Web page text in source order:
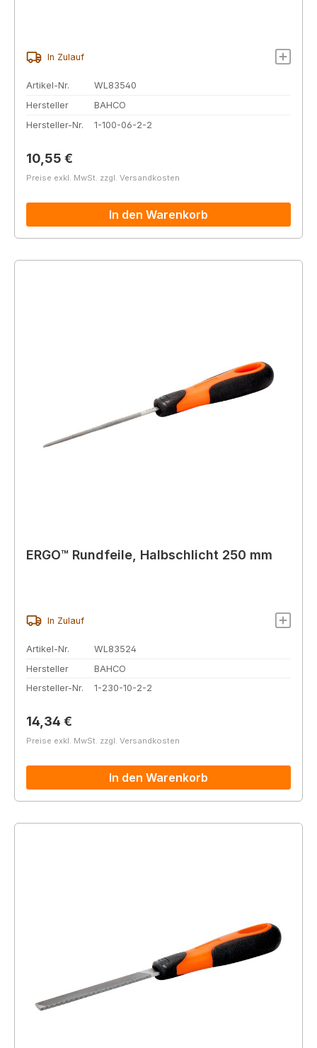
In Zulauf
Artikel-Nr.
WL83540
Hersteller
BAHCO
Hersteller-Nr.
1-100-06-2-2
Regulärer Preis:
10,55 €
Preise exkl. MwSt. zzgl. Versandkosten
In den Warenkorb
ERGO™ Rundfeile, Halbschlicht 250 mm
In Zulauf
Artikel-Nr.
WL83524
Hersteller
BAHCO
Hersteller-Nr.
1-230-10-2-2
Regulärer Preis:
14,34 €
Preise exkl. MwSt. zzgl. Versandkosten
In den Warenkorb